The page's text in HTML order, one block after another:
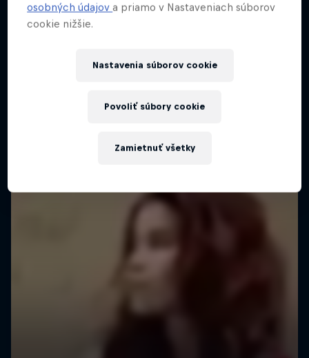
osobných údajova priamo v Nastaveniach súborov
cookie nižšie.
Nastavenia súborov cookie
Zamietnuť všetky
Povoliť súbory cookie